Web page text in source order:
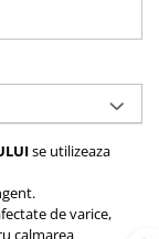
se utilizeaza
de varice,
calmarea